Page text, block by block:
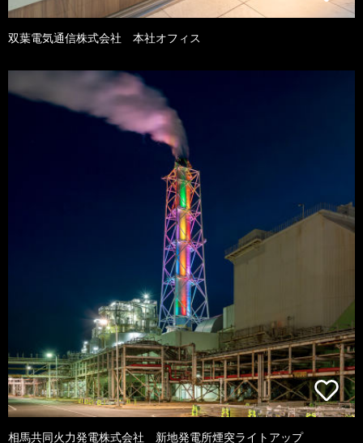
双葉電気通信株式会社 本社オフィス
相馬共同火力発電株式会社 新地発電所煙突ライトアップ